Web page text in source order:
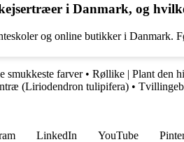
i Danmark, og
og online butikker i Danmark.
smukkeste farver• Røllike | Plant den
(Liriodendron tulipifera) •
LinkedIn YouTube